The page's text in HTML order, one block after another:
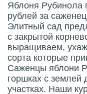
Яблоня Рубинола
рублей за
Элитный сад
с закрытой
выращиваем,
сорта которые
Саженцы яблони
горшках с землей
участках. Наши